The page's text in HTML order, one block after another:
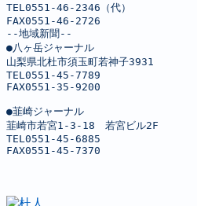
TEL0551-46-2346（代）
FAX0551-46-2726
--地域新聞--
●八ヶ岳ジャーナル
山梨県北杜市須玉町若神子3931
TEL0551-45-7789
FAX0551-35-9200
●韮崎ジャーナル
韮崎市若宮1-3-18　若宮ビル2F
TEL0551-45-6885
FAX0551-45-7370